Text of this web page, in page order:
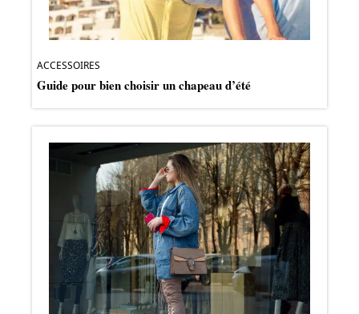
ACCESSOIRES
Guide pour bien choisir un chapeau d’été